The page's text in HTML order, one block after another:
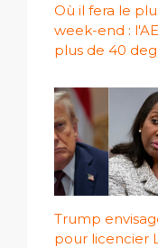
Où il fera le
week-end :
plus de 40
Trump
pour licencier